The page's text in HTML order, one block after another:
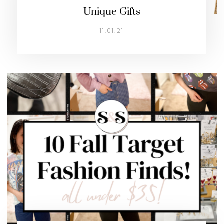
Unique Gifts
11.01.21